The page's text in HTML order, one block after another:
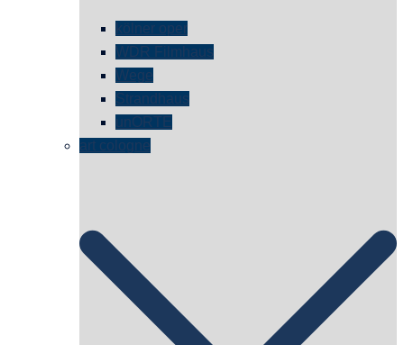
kölner oper
WDR Filmhaus
Wege
Strandhaus
unORTE
art cologne